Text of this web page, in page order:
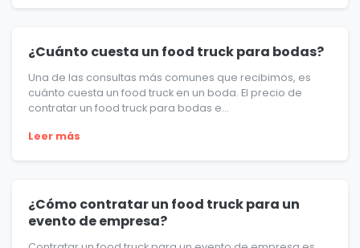
¿Cuánto cuesta un food truck para bodas?
Una de las consultas más comunes que recibimos, es
cuánto cuesta un food truck en un boda. El precio de
contratar un food truck para bodas e...
Leer más
¿Cómo contratar un food truck para un
evento de empresa?